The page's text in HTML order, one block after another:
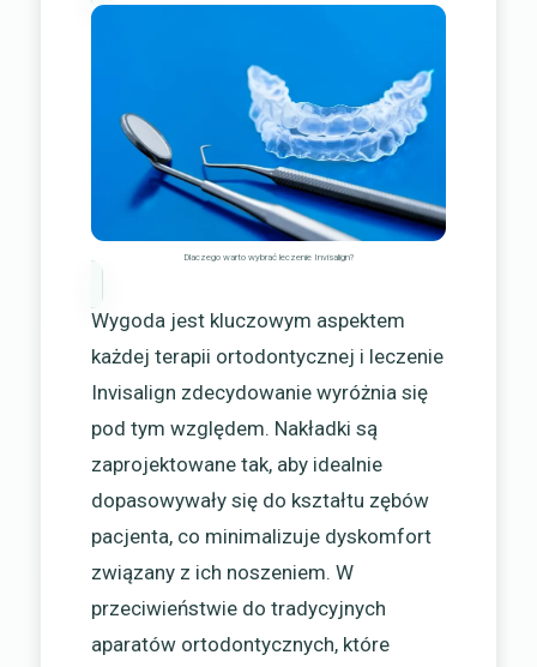
Dlaczego warto wybrać leczenie Invisalign?
Wygoda jest kluczowym aspektem
każdej terapii ortodontycznej i leczenie
Invisalign zdecydowanie wyróżnia się
pod tym względem. Nakładki są
zaprojektowane tak, aby idealnie
dopasowywały się do kształtu zębów
pacjenta, co minimalizuje dyskomfort
związany z ich noszeniem. W
przeciwieństwie do tradycyjnych
aparatów ortodontycznych, które